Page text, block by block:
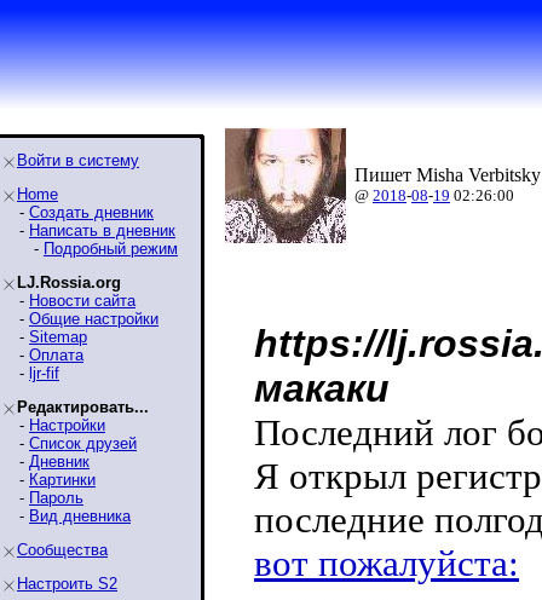
Войти в систему
Home
- Создать дневник
- Написать в дневник
- Подробный режим
LJ.Rossia.org
- Новости сайта
- Общие настройки
- Sitemap
- Оплата
- ljr-fif
Редактировать...
- Настройки
- Список друзей
- Дневник
- Картинки
- Пароль
- Вид дневника
Сообщества
Настроить S2
Пишет Misha
@ 2018-08-19 02:26:00
https://
макаки
Последний лог
Я открыл
последние
вот пожалуйста: